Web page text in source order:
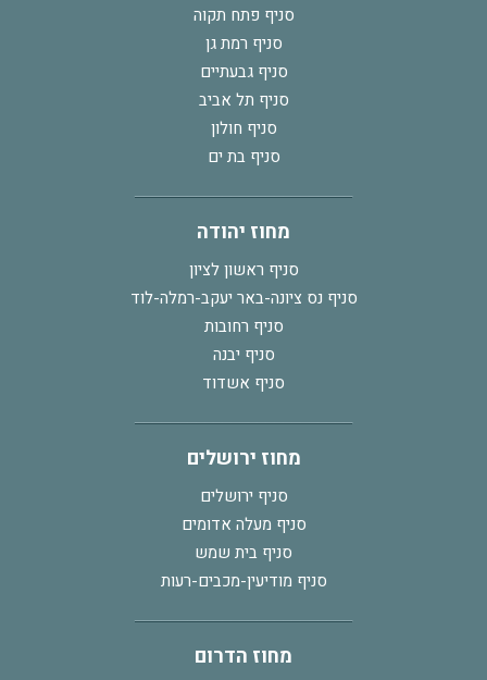
סניף פתח תקוה
סניף רמת גן
סניף גבעתיים
סניף תל אביב
סניף חולון
סניף בת ים
מחוז יהודה
סניף ראשון לציון
סניף נס ציונה-באר יעקב-רמלה-לוד
סניף רחובות
סניף יבנה
סניף אשדוד
מחוז ירושלים
סניף ירושלים
סניף מעלה אדומים
סניף בית שמש
סניף מודיעין-מכבים-רעות
מחוז הדרום